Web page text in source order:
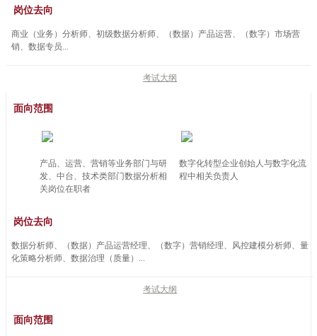
岗位去向
商业（业务）分析师、初级数据分析师、（数据）产品运营、（数字）市场营
销、数据专员...
考试大纲
面向范围
产品、运营、营销等业务部门与研
发、中台、技术类部门数据分析相
关岗位在职者
数字化转型企业创始人与数字化流
程中相关负责人
岗位去向
数据分析师、（数据）产品运营经理、（数字）营销经理、风控建模分析师、量
化策略分析师、数据治理（质量）...
考试大纲
面向范围